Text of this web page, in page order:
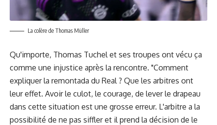
La colère de Thomas Müller
Qu'importe, Thomas Tuchel et ses troupes ont vécu ça
comme une injustice après la rencontre. "Comment
expliquer la remontada du Real ? Que les arbitres ont
leur effet. Avoir le culot, le courage, de lever le drapeau
dans cette situation est une grosse erreur. L'arbitre a la
possibilité de ne pas siffler et il prend la décision de le